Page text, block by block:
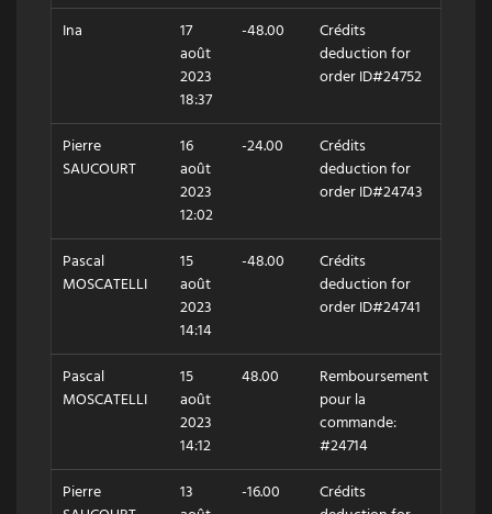
Ina
17
août
2023
18:37
-48.00
Crédits
deduction for
order ID#24752
Pierre
SAUCOURT
16
août
2023
12:02
-24.00
Crédits
deduction for
order ID#24743
Pascal
MOSCATELLI
15
août
2023
14:14
-48.00
Crédits
deduction for
order ID#24741
Pascal
MOSCATELLI
15
août
2023
14:12
48.00
Remboursement
pour la
commande:
#24714
Pierre
13
-16.00
Crédits